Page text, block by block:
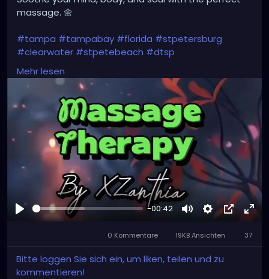
massage. 🌼
#tampa #tampabay #florida #stpetersburg
#clearwater #stpetebeach #dtsp
#stpetersburgflorida
#stpetersburgfl#tampaflorida#clearwaterbeach
#stoetemassage
#tampafl
#downtownstpete
#southtampa #keepstpetelocal
#stpetemassagetherapy#largo#igersstpete
#pinellascounty#ilovestpete#massage
#massagetherapy #brandon
#massagetherapist
#floridalife#palmharbor
Mehr lesen
Abspielen
-00:42
StummSettings
Bild-
0 Kommentare 19KB Ansichten 37
Bitte loggen Sie sich ein, um liken, teilen und zu
kommentieren!